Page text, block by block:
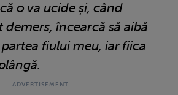
o va ucide și, când
demers, încearcă să aibă
fiului meu, iar fiica